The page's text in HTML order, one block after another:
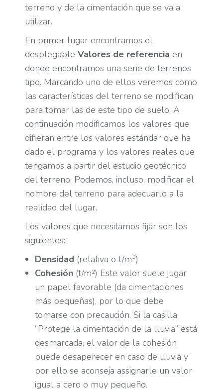
terreno y de la cimentación que se va a
utilizar.
En primer lugar encontramos el
desplegable Valores de referencia en
donde encontramos una serie de terrenos
tipo. Marcando uno de ellos veremos como
las características del terreno se modifican
para tomar las de este tipo de suelo. A
continuación modificamos los valores que
difieran entre los valores estándar que ha
dado el programa y los valores reales que
tengamos a partir del estudio geotécnico
del terreno. Podemos, incluso, modificar el
nombre del terreno para adecuarlo a la
realidad del lugar.
Los valores que necesitamos fijar son los
siguientes:
Densidad (relativa o t/m3)
Cohesión (t/m²) Este valor suele jugar
un papel favorable (da cimentaciones
más pequeñas), por lo que debe
tomarse con precaución. Si la casilla
“Protege la cimentación de la lluvia” está
desmarcada, el valor de la cohesión
puede desaperecer en caso de lluvia y
por ello se aconseja assignarle un valor
igual a cero o muy pequeño.